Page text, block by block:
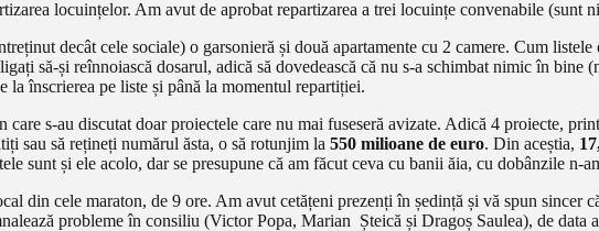
locuințelor. Am avut de aprobat repartizarea a trei locuințe convenabile (sunt
decât cele sociale) o garsonieră și două apartamente cu 2 camere. Cum
să-și reînnoiască dosarul, adică să dovedească că nu s-a schimbat nimic în
la înscrierea pe liste și până la momentul repartiției.
care s-au discutat doar proiectele care nu mai fuseseră avizate. Adică 4 proiecte,
sau să rețineți numărul ăsta, o să rotunjim la 550 milioane de euro. Din aceștia,
sunt și ele acolo, dar se presupune că am făcut ceva cu banii ăia, cu dobânzile n-
din cele maraton, de 9 ore. Am avut cetățeni prezenți în ședință și vă spun
probleme în consiliu (Victor Popa, Marian Șteică și Dragoș Saulea), de data